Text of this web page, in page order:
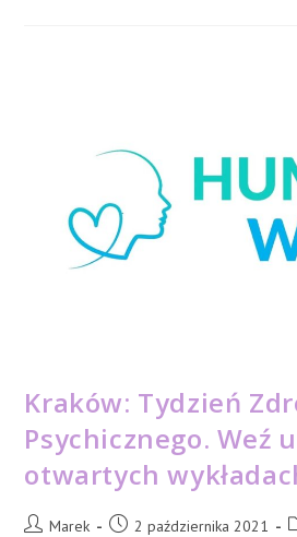
Kraków: Tydzień
Psychicznego. Weź
otwartych
PostMarek
Post2 października 2021